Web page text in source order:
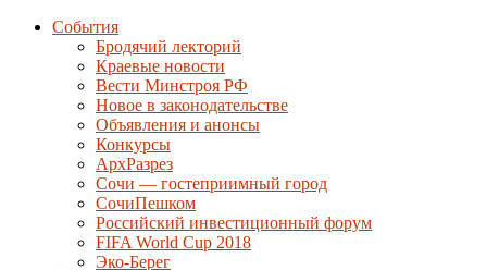
События
Бродячий лекторий
Краевые новости
Вести Минстроя РФ
Новое в законодательстве
Объявления и анонсы
Конкурсы
АрхРазрез
Сочи — гостеприимный город
СочиПешком
Российский инвестиционный форум
FIFA World Cup 2018
Эко-Берег